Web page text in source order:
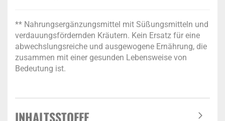
** Nahrungsergänzungsmittel mit Süßungsmitteln und
verdauungsfördernden Kräutern. Kein Ersatz für eine
abwechslungsreiche und ausgewogene Ernährung, die
zusammen mit einer gesunden Lebensweise von
Bedeutung ist.
INHALTSSTOFFE